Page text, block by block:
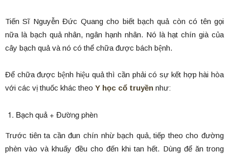
Tiến Sĩ Nguyễn Đức Quang cho biết bạch quả còn có tên gọi
nữa là bạch quả nhân, ngân hạnh nhân. Nó là hạt chín già của
cây bạch quả và nó có thể chữa được bách bệnh.
Để chữa được bệnh hiệu quả thì cần phải có sự kết hợp hài hòa
với các vị thuốc khác theo Y học cổ truyền như:
Bạch quả + Đường phèn
Trước tiên ta cần đun chín nhừ bạch quả, tiếp theo cho đường
phèn vào và khuấy đều cho đến khi tan hết. Dùng để ăn trong